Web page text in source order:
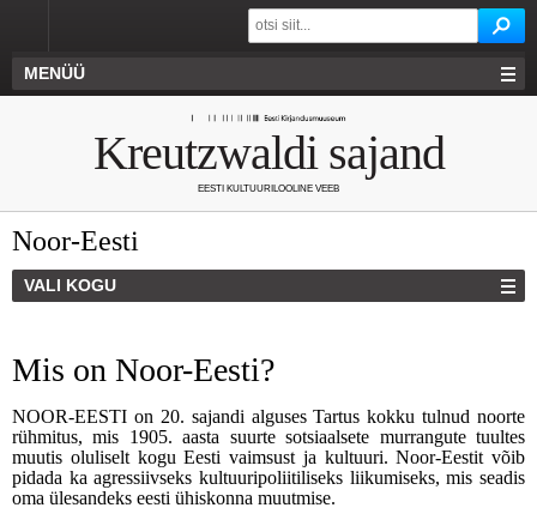
MENÜÜ
Kreutzwaldi sajand
EESTI KULTUURILOOLINE VEEB
Noor-Eesti
VALI KOGU
Mis on Noor-Eesti?
NOOR-EESTI on 20. sajandi alguses Tartus kokku tulnud noorte
rühmitus, mis 1905. aasta suurte sotsiaalsete murrangute tuultes
muutis oluliselt kogu Eesti vaimsust ja kultuuri. Noor-Eestit võib
pidada ka agressiivseks kultuuripoliitiliseks liikumiseks, mis seadis
oma ülesandeks eesti ühiskonna muutmise.